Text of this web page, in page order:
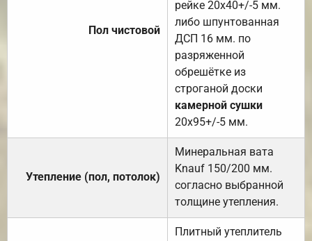
Пол чистовой
рейке 20х40+/-5 мм.
либо шпунтованная
ДСП 16 мм. по
разряженной
обрешётке из
строганой доски
камерной сушки
20х95+/-5 мм.
Утепление (пол, потолок)
Минеральная вата
Knauf 150/200 мм.
согласно выбранной
толщине утепления.
Плитный утеплитель